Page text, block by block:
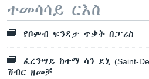
ተመሳሳይ ርእስ
የቦምብ ፍንዳታ ጥቃት በፓሪስ
ፈረንሣይ ከተማ ሳን ደኒ (Saint-
ሽብር ዘመቻ